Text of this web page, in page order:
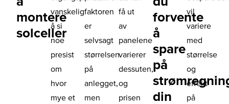
montere
solceller
vanskelig
å si
noe
presist
om
hvor
mye et
faktoren
er
selvsagt
størrelsen
på
anlegget,
men
få ut
av
panelene
varierer
dessuten,
og
prisen
forvente
å
spare
på
din
vil
variere
med
størrelse
og
effekt
på